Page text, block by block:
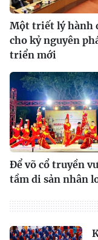
Một triết lý hành
cho kỷ nguyên
triển mới
Để võ cổ truyền
tầm di sản nhân